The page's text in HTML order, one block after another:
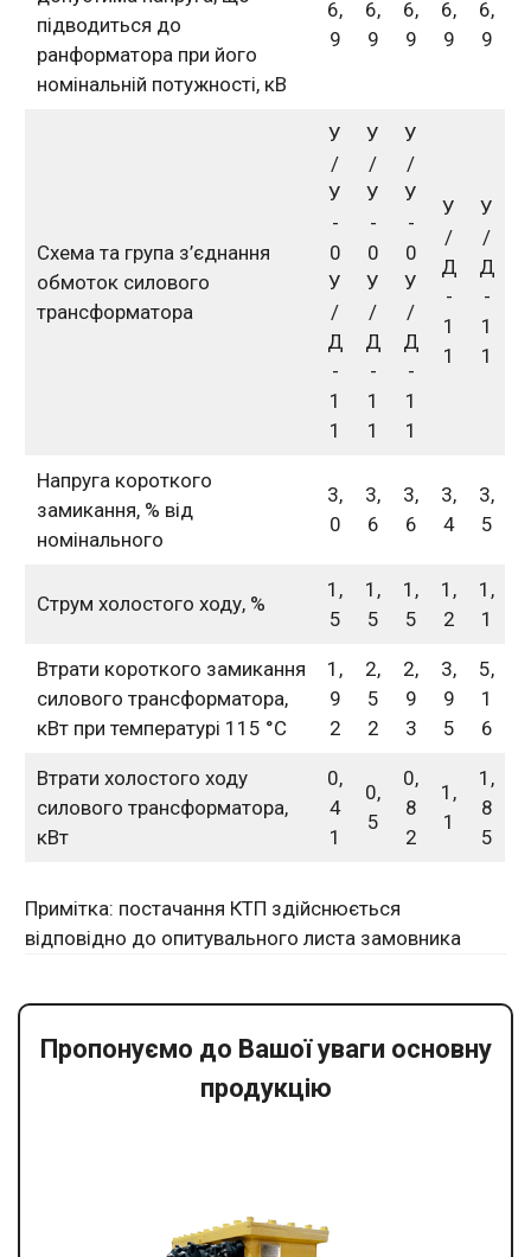
підводиться до
ранформатора при його
номінальній потужності, кВ
6,
9
6,
9
6,
9
6,
9
6,
9
Схема та група з’єднання
обмоток силового
трансформатора
У
/
У
-
0
У
/
Д
-
1
1
У
/
У
-
0
У
/
Д
-
1
1
У
/
У
-
0
У
/
Д
-
1
1
У
/
Д
-
1
1
У
/
Д
-
1
1
Напруга короткого
замикання, % від
номінального
3,
0
3,
6
3,
6
3,
4
3,
5
Струм холостого ходу, %
1,
5
1,
5
1,
5
1,
2
1,
1
Втрати короткого замикання
силового трансформатора,
кВт при температурі 115 °C
1,
9
2
2,
5
2
2,
9
3
3,
9
5
5,
1
6
Втрати холостого ходу
силового трансформатора,
кВт
0,
4
1
0,
5
0,
8
2
1,
1
1,
8
5
Примітка: постачання КТП здійснюється
відповідно до опитувального листа замовника
Пропонуємо до Вашої уваги основну
продукцію